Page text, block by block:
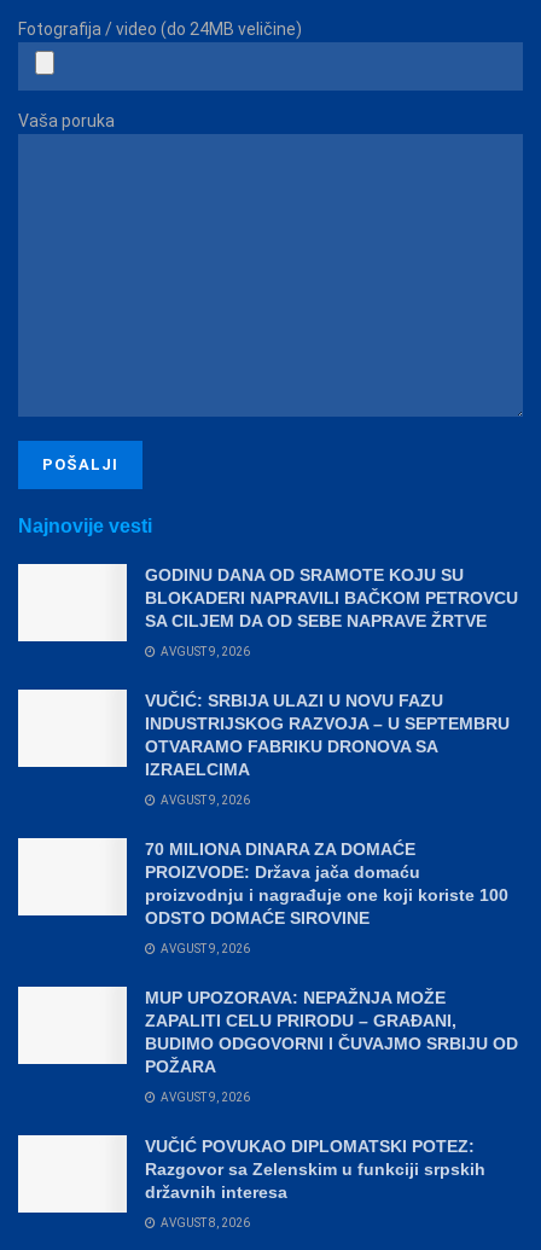
Fotografija / video (do 24MB veličine)
Vaša poruka
Najnovije vesti
GODINU DANA OD SRAMOTE KOJU SU
BLOKADERI NAPRAVILI BAČKOM PETROVCU
SA CILJEM DA OD SEBE NAPRAVE ŽRTVE
AVGUST 9, 2026
VUČIĆ: SRBIJA ULAZI U NOVU FAZU
INDUSTRIJSKOG RAZVOJA – U SEPTEMBRU
OTVARAMO FABRIKU DRONOVA SA
IZRAELCIMA
AVGUST 9, 2026
70 MILIONA DINARA ZA DOMAĆE
PROIZVODE: Država jača domaću
proizvodnju i nagrađuje one koji koriste 100
ODSTO DOMAĆE SIROVINE
AVGUST 9, 2026
MUP UPOZORAVA: NEPAŽNJA MOŽE
ZAPALITI CELU PRIRODU – GRAĐANI,
BUDIMO ODGOVORNI I ČUVAJMO SRBIJU OD
POŽARA
AVGUST 9, 2026
VUČIĆ POVUKAO DIPLOMATSKI POTEZ:
Razgovor sa Zelenskim u funkciji srpskih
državnih interesa
AVGUST 8, 2026